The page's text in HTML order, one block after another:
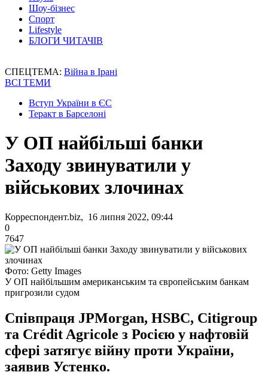
Шоу-бізнес
Спорт
Lifestyle
БЛОГИ ЧИТАЧІВ
СПЕЦТЕМА: Війна в Ірані
ВСІ ТЕМИ
Вступ України в ЄС
Теракт в Барселоні
У ОП найбільші банки
Заходу звинуватили у
військових злочинах
Корреспондент.biz, 16 липня 2022, 09:44
0
7647
Фото: Getty Images
У ОП найбільшим американським та європейським банкам
пригрозили судом
Співпраця JPMorgan, HSBC, Citigroup
та Crédit Agricole з Росією у нафтовій
сфері затягує війну проти України,
заявив Устенко.